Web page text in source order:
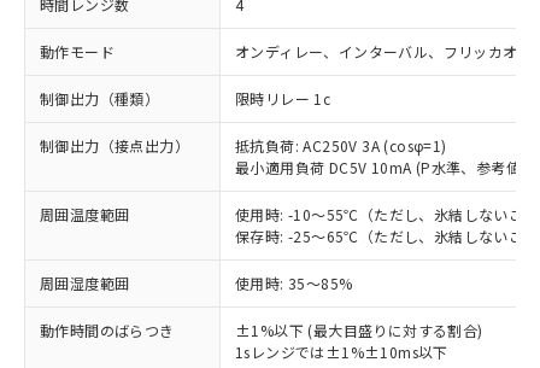
時間レンジ数 4
動作モード オンディレー、インターバル、フリッカオ
制御出力（種類） 限時リレー 1c
制御出力（接点出力）
抵抗負荷: AC250V 3A (cosφ=1)
最小適用負荷 DC5V 10mA (P水準、参考値)
周囲温度範囲
使用時: -10～55℃（ただし、氷結しないこ
保存時: -25～65℃（ただし、氷結しないこ
周囲湿度範囲 使用時: 35～85%
動作時間のばらつき
±1%以下 (最大目盛りに対する割合)
1sレンジでは±1%±10ms以下